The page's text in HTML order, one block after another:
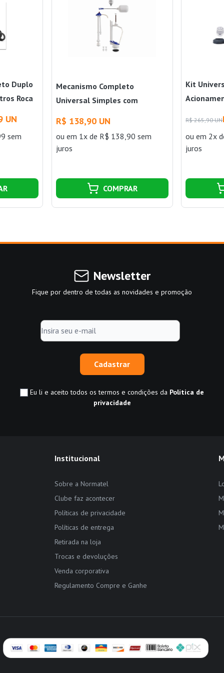
Duplo
Roca
UN
sem
Mecanismo Completo
Universal Simples com
R$ 138,90 UN
ou em 1x de R$ 138,90 sem
juros
COMPRAR
Kit
R$ 265,90 UN
ouem 2x
juros
Newsletter
Fique por dentro de todas as novidades e promoção
Cadastrar
Eu li e aceito todos os termos e condições da Política de
privacidade
Institucional
Sobre a Normatel
Clube faz acontecer
Políticas de privacidade
Políticas de entrega
Retirada na loja
Trocas e devoluções
Venda corporativa
Regulamento Compre e Ganhe